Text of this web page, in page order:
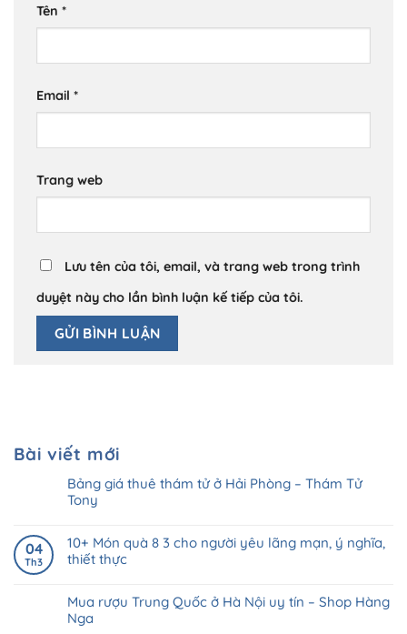
Tên *
Email *
Trang web
Lưu tên của tôi, email, và trang web trong trình
duyệt này cho lần bình luận kế tiếp của tôi.
Bài viết mới
Bảng giá thuê thám tử ở Hải Phòng – Thám Tử
Tony
04
Th3
10+ Món quà 8 3 cho người yêu lãng mạn, ý nghĩa,
thiết thực
Mua rượu Trung Quốc ở Hà Nội uy tín – Shop Hàng
Nga